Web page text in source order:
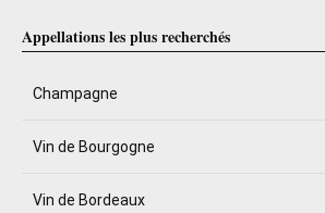
Appellations les plus recherchés
Champagne
Vin de Bourgogne
Vin de Bordeaux